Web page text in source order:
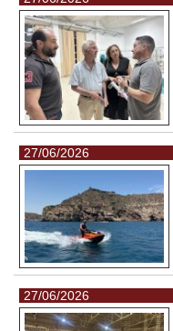
27/06/2026
27/06/2026